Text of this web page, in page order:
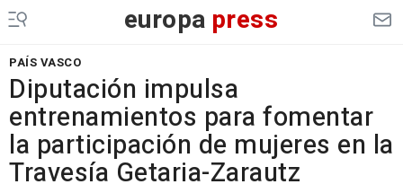
europa press
PAÍS VASCO
Diputación impulsa
entrenamientos para fomentar
la participación de mujeres en la
Travesía Getaria-Zarautz